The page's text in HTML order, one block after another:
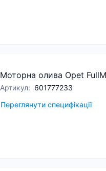
Моторна олива Opet
Артикул: 601777233
Переглянути специфікації